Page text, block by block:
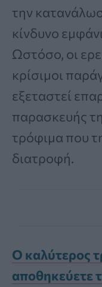
την
κίνδυνο
Ωστόσο, οι
κρίσιμοι
εξεταστεί
παρασκευής
τρόφιμα που
διατροφή.
Ο καλύτερος
αποθηκεύετε